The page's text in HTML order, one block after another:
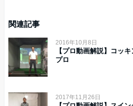
関連記事
2016年10月8日
【プロ動画解説】コッ
プロ
2017年11月26日